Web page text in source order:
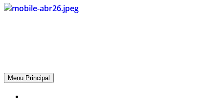
CPERS – Sindicato
CPERS – Sindicato dos Professores e Funcionários de escola do
Menu Principal